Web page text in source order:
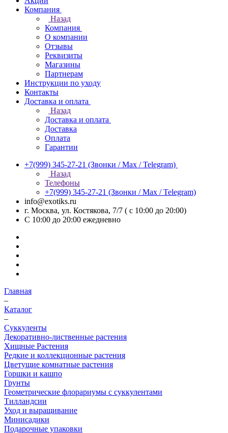
Компания
Назад
Компания
О компании
Отзывы
Реквизиты
Магазины
Партнерам
Инструкции по уходу
Контакты
Доставка и оплата
Назад
Доставка и оплата
Доставка
Оплата
Гарантии
+7(999) 345-27-21 (Звонки / Max / Telegram)
Назад
Телефоны
+7(999) 345-27-21 (Звонки / Max / Telegram)
info@exotiks.ru
г. Москва, ул. Костякова, 7/7 ( с 10:00 до 20:00)
С 10:00 до 20:00 ежедневно
Главная
–
Каталог
–
Суккуленты
Декоративно-лиственные растения
Хищные Растения
Редкие и коллекционные растения
Цветущие комнатные растения
Горшки и кашпо
Грунты
Геометрические флорариумы с суккулентами
Тилландсии
Уход и выращивание
Минисадики
Подарочные упаковки